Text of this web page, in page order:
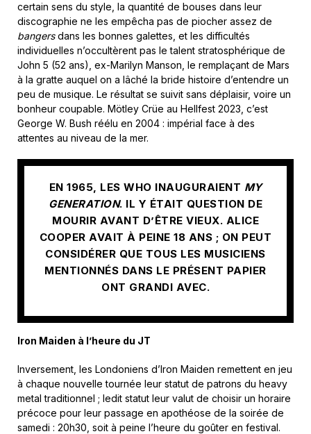
certain sens du style, la quantité de bouses dans leur
discographie ne les empêcha pas de piocher assez de
bangersdans les bonnes galettes, et les difficultés
individuelles n’occultèrent pas le talent stratosphérique de
John 5 (52 ans), ex-Marilyn Manson, le remplaçant de Mars
à la gratte auquel on a lâché la bride histoire d’entendre un
peu de musique. Le résultat se suivit sans déplaisir, voire un
bonheur coupable. Mötley Crüe au Hellfest 2023, c’est
George W. Bush réélu en 2004 : impérial face à des
attentes au niveau de la mer.
EN 1965, LES WHO INAUGURAIENT MY
GENERATION. IL Y ÉTAIT QUESTION DE
MOURIR AVANT D’ÊTRE VIEUX. ALICE
COOPER AVAIT À PEINE 18 ANS ; ON PEUT
CONSIDÉRER QUE TOUS LES MUSICIENS
MENTIONNÉS DANS LE PRÉSENT PAPIER
ONT GRANDI AVEC.
Iron Maiden à l’heure du JT
Inversement, les Londoniens d’Iron Maiden remettent en jeu
à chaque nouvelle tournée leur statut de patrons du heavy
metal traditionnel ; ledit statut leur valut de choisir un horaire
précoce pour leur passage en apothéose de la soirée de
samedi : 20h30, soit à peine l’heure du goûter en festival.